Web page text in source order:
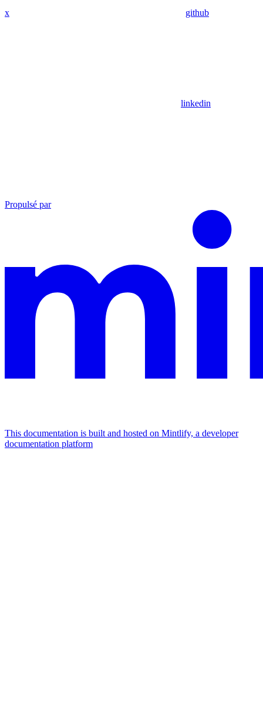
x github
linkedin
Propulsé par
This documentation is built and hosted on Mintlify, a developer
documentation platform